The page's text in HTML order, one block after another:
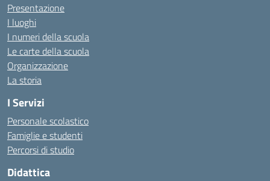
Presentazione
I luoghi
I numeri della scuola
Le carte della scuola
Organizzazione
La storia
I Servizi
Personale scolastico
Famiglie e studenti
Percorsi di studio
Didattica